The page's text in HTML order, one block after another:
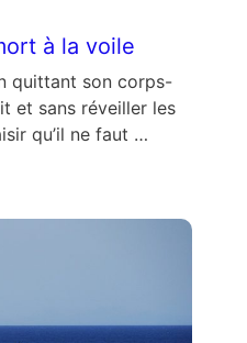
à la voile
quittant son corps-
et sans réveiller les
qu’il ne faut …